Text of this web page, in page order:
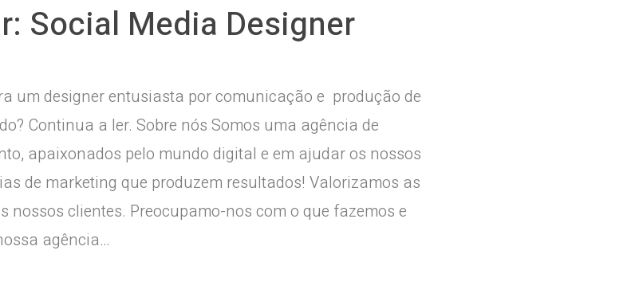
Social Media Designer
um designer entusiasta por comunicação e produção de
Continua a ler. Sobre nós Somos uma agência de
apaixonados pelo mundo digital e em ajudar os nossos
de marketing que produzem resultados! Valorizamos as
nossos clientes. Preocupamo-nos com o que fazemos e
agência…